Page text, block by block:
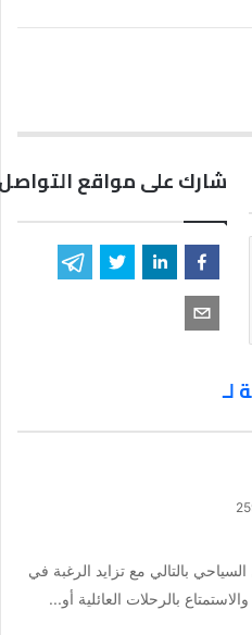
شارك على مواقع
لـ
بالتالي مع تزايد الرغبة في